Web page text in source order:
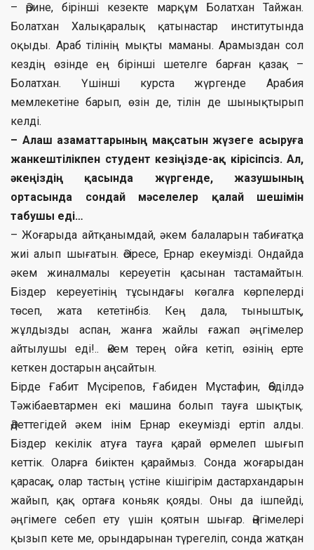
– Әрине, бірінші кезекте марқұм Болатхан Тайжан.
Болатхан Халықаралық қатынастар институтында
оқыды. Араб тілінің мықты маманы. Арамыздан сол
кездің өзінде ең бірінші шетелге барған қазақ –
Болатхан. Үшінші курста жүргенде Арабия
мемлекетіне барып, өзін де, тілін де шынықтырып
келді.
– Алаш азаматтарының мақсатын жүзеге асыруға
жанкештілікпен студент кезіңізде-ақ кірісіпсіз. Ал,
әкеңіздің қасында жүргенде, жазушының
ортасында сондай мәселелер қалай шешімін
табушы еді…
– Жоғарыда айтқанымдай, әкем балаларын табиғатқа
жиі алып шығатын. Әсіресе, Ернар екеумізді. Ондайда
әкем жиналмалы кереуетін қасынан тастамайтын.
Біздер кереуетінің тұсындағы көгалға көрпелерді
төсеп, жата кететінбіз. Кең дала, тыныштық,
жұлдызды аспан, жанға жайлы ғажап әңгімелер
айтылушы еді!.. Әкем терең ойға кетіп, өзінің ерте
кеткен достарын аңсайтын.
Бірде Ғабит Мүсірепов, Ғабиден Мұстафин, Әбділдә
Тәжібаевтармен екі машина болып тауға шықтық.
Әдеттегідей әкем інім Ернар екеумізді ертіп алды.
Біздер кекілік атуға тауға қарай өрмелеп шығып
кеттік. Оларға биіктен қараймыз. Сонда жоғарыдан
қарасақ, олар тастың үстіне кішігірім дастархандарын
жайып, қақ ортаға коньяк қояды. Оны да ішпейді,
әңгімеге себеп ету үшін қоятын шығар. Әңгімелері
қызып кете ме, орындарынан түрегеліп, сонда жатқан